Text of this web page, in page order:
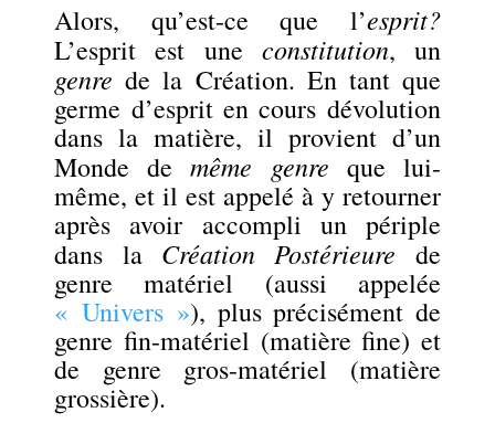
Alors, qu’est-ce que l’esprit?
L’esprit est une constitution, un
genre de la Création. En tant que
germe d’esprit en cours dévolution
dans la matière, il provient d’un
Monde demême genre que lui-
même, et il est appelé à y retourner
après avoir accompli un périple
dans la Création Postérieure de
genre matériel (aussi appelée
« Univers »), plus précisément de
genre fin-matériel (matière fine) et
de genre gros-matériel (matière
grossière).